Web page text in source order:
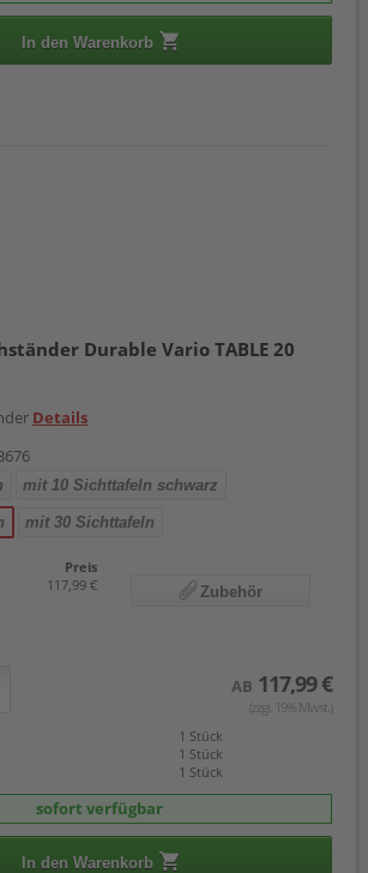
In den Warenkorb
Durable Vario TABLE 20
Details
mit 10 Sichttafeln schwarz
mit 30 Sichttafeln
Preis
117,99 € Zubehör
AB 117,99 €
(zzgl. 19% Mwst.)
1 Stück
1 Stück
1 Stück
sofort verfügbar
In den Warenkorb